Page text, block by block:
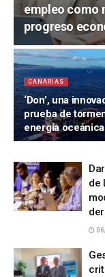
empleo como
progreso
CANARIAS
‘Don’, una
prueba de
energía oceánica
de